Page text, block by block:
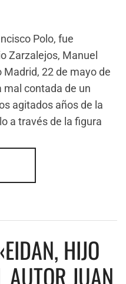
Polo, fue
Zarzalejos, Manuel
Madrid, 22 de mayo de
mal contada de un
agitados años de la
a través de la figura
HIJO
AUTOR JUAN